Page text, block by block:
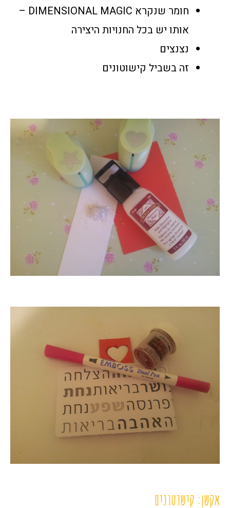
חומר שנקרא DIMENSIONAL MAGIC –
אותו יש בכל החנויות היצירה
נצנצים
זה בשביל קישוטונים
אקשן: קישוטונים